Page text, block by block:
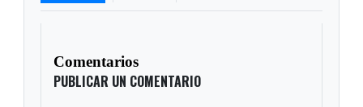
Comentarios
PUBLICAR UN COMENTARIO